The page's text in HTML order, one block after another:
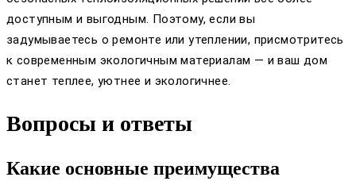
доступным и выгодным. Поэтому, если вы
задумываетесь о ремонте или утеплении, присмотритесь
к современным экологичным материалам — и ваш дом
станет теплее, уютнее и экологичнее.
Вопросы и ответы
Какие основные преимущества